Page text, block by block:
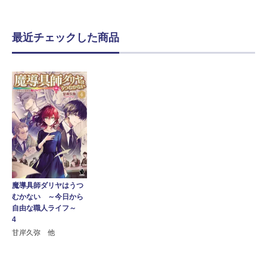
最近チェックした商品
魔導具師ダリヤはうつ
むかない ～今日から
自由な職人ライフ～
4
甘岸久弥 他